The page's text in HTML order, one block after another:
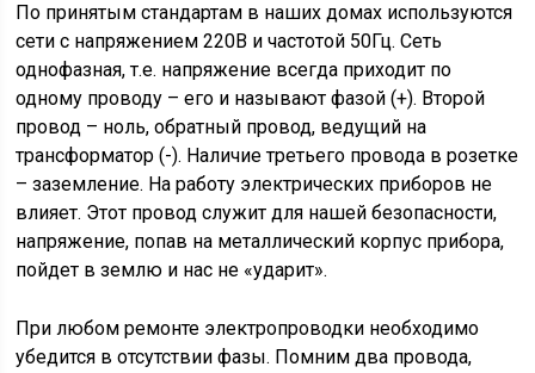
По принятым стандартам в наших домах используются
сети с напряжением 220В и частотой 50Гц. Сеть
однофазная, т.е. напряжение всегда приходит по
одному проводу – его и называют фазой (+). Второй
провод – ноль, обратный провод, ведущий на
трансформатор (-). Наличие третьего провода в розетке
– заземление. На работу электрических приборов не
влияет. Этот провод служит для нашей безопасности,
напряжение, попав на металлический корпус прибора,
пойдет в землю и нас не «ударит».
При любом ремонте электропроводки необходимо
убедится в отсутствии фазы. Помним два провода,